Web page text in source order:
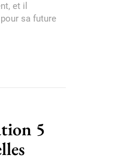
et il
sa future
5